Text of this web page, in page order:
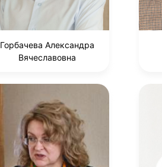
Горбачева Александра
Вячеславовна